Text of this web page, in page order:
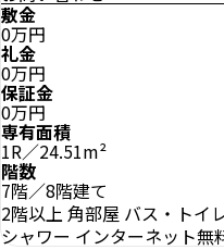
敷金
0万円
礼金
0万円
保証金
0万円
専有面積
1R／24.51m²
階数
7階／8階建て
2階以上 角部屋 バス・トイ
シャワー インターネット無